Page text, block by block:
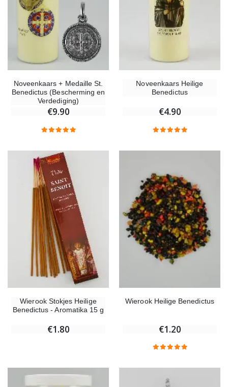
Noveenkaars + Medaille St.
Benedictus (Bescherming en
Verdediging)
€9.90
Noveenkaars Heilige
Benedictus
€4.90
Wierook Stokjes Heilige
Benedictus - Aromatika 15 g
€1.80
Wierook Heilige Benedictus
€1.20
€59.90 €6.00